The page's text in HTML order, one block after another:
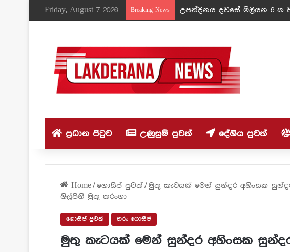
Friday, August 7 2026 Breaking News උපන්දිනය දවසේ මිලියන 6 ක
ප්‍රධාන පිටුව උණුසුම් පුවත් දේශිය පුවත්
Home/ගොසිප් පුවත්/මුතු කැටයක් මෙන් සුන්දර අහිංසක
ශිල්පිනි මුතු තරංගා
ගොසිප් පුවත් තරු ගොසිප්
මුතු කැටයක් මෙන් සුන්දර අහිංසක